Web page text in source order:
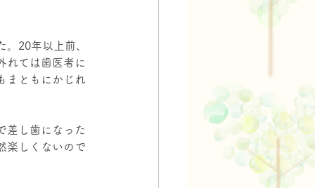
20年以上前、
れては歯医者に
まともにかじれ
差し歯になった
楽しくないので